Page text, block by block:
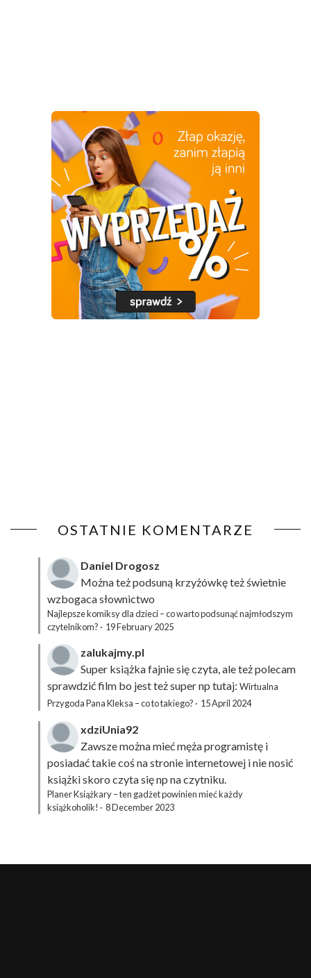
OSTATNIE KOMENTARZE
Daniel Drogosz
Można też podsuną krzyżówkęteż świetnie
wzbogaca słownictwo
Najlepsze komiksy dla dzieci – co warto podsunąć najmłodszym
czytelnikom? · 19 February 2025
zalukajmy.pl
Super książka fajnie się czyta, ale też polecam
sprawdzić film bo jest też super np tutaj: Wirtualna
Przygoda Pana Kleksa – co to takiego? · 15 April 2024
xdziUnia92
Zawsze można mieć męża programistę i
posiadać takie coś na stronie internetowej i nie nosić
książki skoro czyta się np na czytniku.
Planer Książkary – ten gadżet powinien mieć każdy
książkoholik! · 8 December 2023